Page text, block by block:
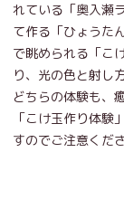
れている「奥入瀬
て作る「ひょうた
で眺められる「こ
り、光の色と射し
どちらの体験も、
「こけ玉作り体
すのでご注意くだ